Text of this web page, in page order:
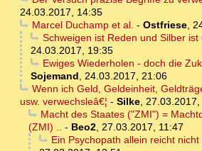
24.03.2017, 14:35
Marcel Duchamp et al. - Ostfriese,
Schweigen ist Reden und Silber ist
24.03.2017, 19:35
Ewiges Wiederholen - doch die
Sojemand, 24.03.2017, 21:06
Wenn ich Geld, Geldeinheit,
usw. verwechsleâ€¦ - Silke,
Macht des Staates ("ZMI") =
(ZMI) .. - Beo2, 27.03.2017, 11:47
Ein Psychopath allein reicht nicht